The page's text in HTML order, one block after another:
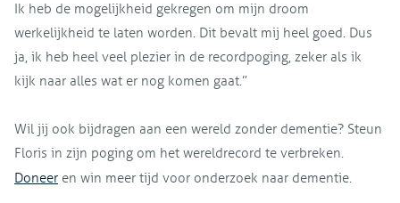
Ik heb de mogelijkheid gekregen om mijn droom
werkelijkheid te laten worden. Dit bevalt mij heel goed. Dus
ja, ik heb heel veel plezier in de recordpoging, zeker als ik
kijk naar alles wat er nog komen gaat.”
Wil jij ook bijdragen aan een wereld zonder dementie? Steun
Floris in zijn poging om het wereldrecord te verbreken.
Doneer en win meer tijd voor onderzoek naar dementie.